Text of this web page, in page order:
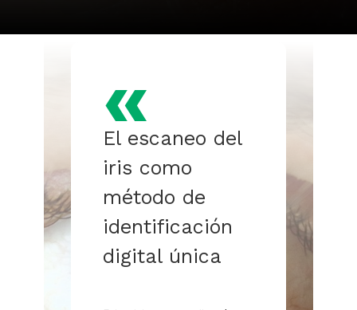
«
El escaneo del
iris como
método de
identificación
digital única